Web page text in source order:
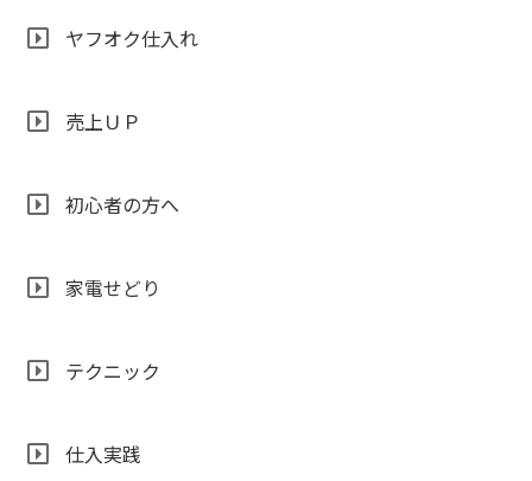
ヤフオク仕入れ
売上ＵＰ
初心者の方へ
家電せどり
テクニック
仕入実践